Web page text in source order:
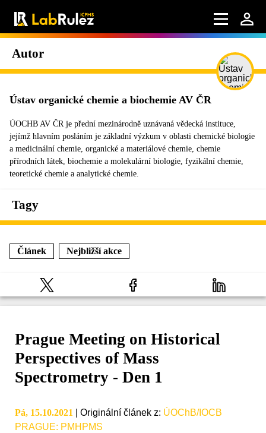
Autor
Ústav organické chemie a biochemie AV ČR
ÚOCHB AV ČR je přední mezinárodně uznávaná vědecká instituce,
jejímž hlavním posláním je základní výzkum v oblasti chemické biologie
a medicinální chemie, organické a materiálové chemie, chemie
přírodních látek, biochemie a molekulární biologie, fyzikální chemie,
teoretické chemie a analytické chemie.
Tagy
Článek Nejbližší akce
Prague Meeting on Historical
Perspectives of Mass
Spectrometry - Den 1
Pá, 15.10.2021 Originální článek z: ÚOChB/IOCB
PRAGUE: PMHPMS